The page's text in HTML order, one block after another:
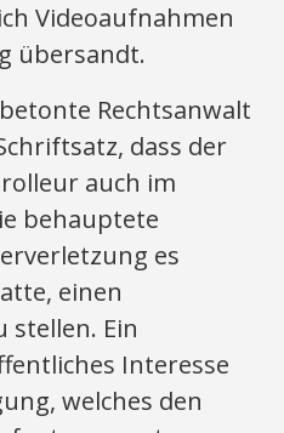
Videoaufnahmen
übersandt.
Rechtsanwalt
dass der
auch im
behauptete
es
einen
stellen. Ein
Interesse
welches den